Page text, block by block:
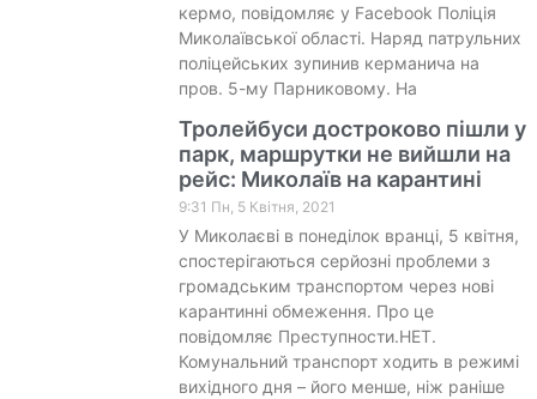
кермо, повідомляє у Facebook Поліція
Миколаївської області. Наряд патрульних
поліцейських зупинив керманича на
пров. 5-му Парниковому. На
Тролейбуси достроково пішли у
парк, маршрутки не вийшли на
рейс: Миколаїв на карантині
9:31 Пн, 5 Квітня, 2021
У Миколаєві в понеділок вранці, 5 квітня,
спостерігаються серйозні проблеми з
громадським транспортом через нові
карантинні обмеження. Про це
повідомляє Преступности.НЕТ.
Комунальний транспорт ходить в режимі
вихідного дня – його менше, ніж раніше